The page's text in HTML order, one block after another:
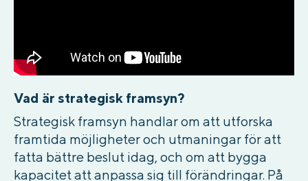
Vad är strategisk framsyn?
Strategisk framsyn handlar om att utforska
framtida möjligheter och utmaningar för att
fatta bättre beslut idag, och om att bygga
kapacitet att anpassa sig till förändringar. På